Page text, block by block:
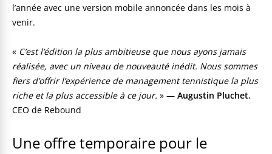
l’année avec une version mobile annoncée dans les mois à
venir.
« C’est l’édition la plus ambitieuse que nous ayons jamais
réalisée, avec un niveau de nouveauté inédit. Nous sommes
fiers d’offrir l’expérience de management tennistique la plus
riche et la plus accessible à ce jour. » — Augustin Pluchet,
CEO de Rebound
Une offre temporaire pour le